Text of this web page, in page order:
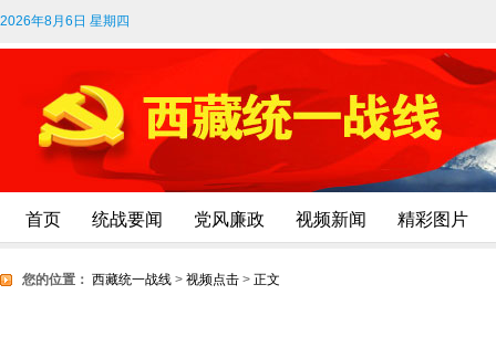
2026年8月6日 星期四
首页 统战要闻 党风廉政 视频新闻 精彩图片
您的位置： 西藏统一战线 > 视频点击 > 正文